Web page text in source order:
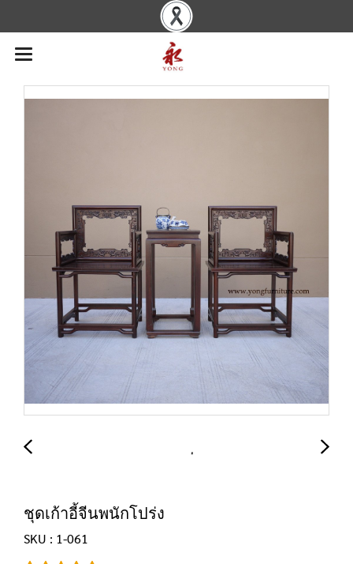
ชุดเก้าอี้จีนพนักโปร่ง
SKU : 1-061